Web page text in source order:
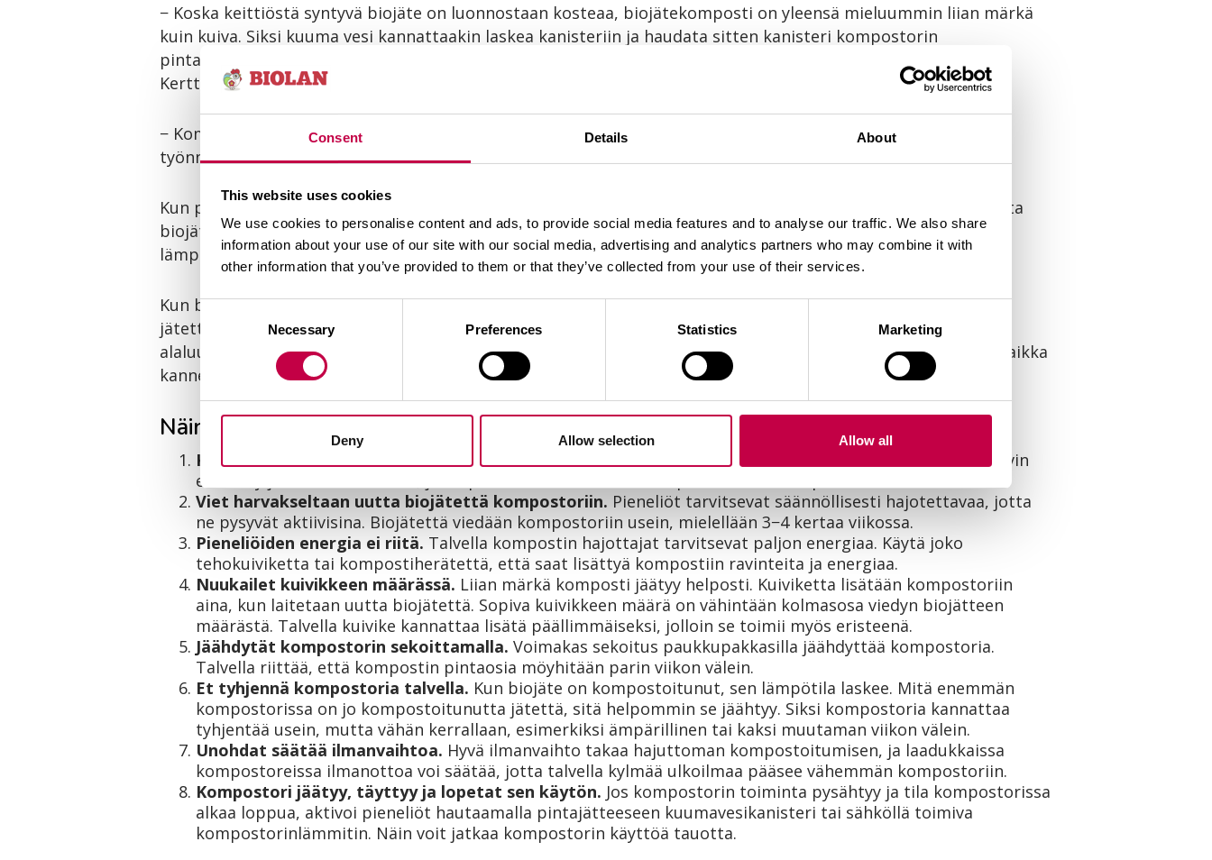
Consent Details About
This website uses cookies
We use cookies to personalise content and ads, to provide social media features and to analyse our traffic. We also share
information about your use of our site with our social media, advertising and analytics partners who may combine it with
other information that you’ve provided to them or that they’ve collected from your use of their services.
Consent
Selection
Necessary Preferences Statistics Marketing
Deny Allow selection Allow all
− Koska keittiöstä syntyvä biojäte on luonnostaan kosteaa, biojätekomposti on yleensä mieluummin liian märkä
kuin kuiva. Siksi kuuma vesi kannattaakin laskea kanisteriin ja haudata sitten kanisteri kompostorin
pintajätteeseen. Kanisteriin vaihdetaan uusi lämmin vesi päivittäin muutaman vuorokauden ajan, Biolanin
Kerttula muistuttaa.
− Kompostorin sulattamiseen on myös sähköllä toimivia kompostorinlämmittimiä. Kompostimassan sisään
työnnettävä lämmitin sulattaa kompostorin vaivattomasti parissa päivässä, Kerttula jatkaa.
Kun pieneliöt heräävät, kompostoituminen lähtee käyntiin. Kompostorissa, jossa on ollut paljon hajoamatonta
biojätettä, lämpötila saattaa nousta muutamassa päivässä jopa 50 asteeseen. Jätemäärä alkaa vajeta pian
lämpöjen nousun jälkeen ja tilaa kompostorin yläosaan saattaa tulla parissa viikossa jopa kymmeniä litroja.
Kun biojäte on kompostoitunut, sen lämpötila laskee. Mitä enemmän kompostorissa on kompostoitunutta
jätettä, sitä helpommin se jäähtyy. Siksi kompostoria tyhjennetään myös talvella. Kerralla tyhjennetään
alaluukusta muutama kymmenen litraa. Tyhjennetyn kompostimullan voi laittaa puutarhakompostoriin tai vaikka
kannelliseen saaviin odottamaan kevättä ja levitystä puutarhaan istutusten katteeksi.
Näin vältät 8 tyypillisintä mokaa talvikompostoinnissa
Kompostorin eristys ei ole riittävä. Ympärivuotisessa käytössä kompostorin
tulee olla kauttaaltaan hyvin
eristetty ja tiivisrakenteinen, jotta pieneliöiden tuottama lämpö ei haihdu kompostorista.
Viet harvakseltaan uutta biojätettä kompostoriin. Pieneliöt tarvitsevat säännöllisesti hajotettavaa, jotta
ne pysyvät aktiivisina. Biojätettä viedään kompostoriin usein, mielellään 3−4 kertaa viikossa.
Pieneliöiden energia ei riitä. Talvella kompostin hajottajat tarvitsevat paljon energiaa. Käytä joko
tehokuiviketta tai kompostiherätettä, että saat lisättyä kompostiin ravinteita ja energiaa.
Nuukailet kuivikkeen määrässä. Liian märkä komposti jäätyy helposti. Kuiviketta lisätään kompostoriin
aina, kun laitetaan uutta biojätettä. Sopiva kuivikkeen määrä on vähintään kolmasosa viedyn biojätteen
määrästä. Talvella kuivike kannattaa lisätä päällimmäiseksi, jolloin se toimii myös eristeenä.
Jäähdytät kompostorin sekoittamalla. Voimakas sekoitus paukkupakkasilla jäähdyttää kompostoria.
Talvella riittää, että kompostin pintaosia möyhitään parin viikon välein.
Et tyhjennä kompostoria talvella. Kun biojäte on kompostoitunut, sen lämpötila laskee. Mitä enemmän
kompostorissa on jo kompostoitunutta jätettä, sitä helpommin se jäähtyy. Siksi kompostoria kannattaa
tyhjentää usein, mutta vähän kerrallaan, esimerkiksi ämpärillinen tai kaksi muutaman viikon välein.
Unohdat säätää ilmanvaihtoa. Hyvä ilmanvaihto takaa hajuttoman kompostoitumisen, ja laadukkaissa
kompostoreissa ilmanottoa voi säätää, jotta talvella kylmää ulkoilmaa pääsee vähemmän kompostoriin.
Kompostori jäätyy, täyttyy ja lopetat sen käytön. Jos kompostorin toiminta pysähtyy ja tila kompostorissa
alkaa loppua, aktivoi pieneliöt hautaamalla pintajätteeseen kuumavesikanisteri tai sähköllä toimiva
kompostorinlämmitin. Näin voit jatkaa kompostorin käyttöä tauotta.